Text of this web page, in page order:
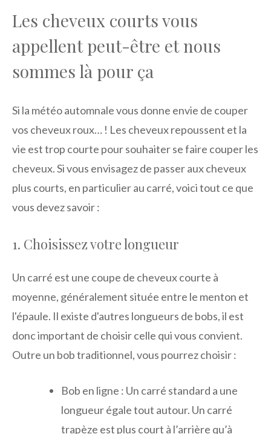
Les cheveux courts vous
appellent peut-être et nous
sommes là pour ça
Si la météo automnale vous donne envie de couper
vos cheveux roux… ! Les cheveux repoussent et la
vie est trop courte pour souhaiter se faire couper les
cheveux. Si vous envisagez de passer aux cheveux
plus courts, en particulier au carré, voici tout ce que
vous devez savoir :
1. Choisissez votre longueur
Un carré est une coupe de cheveux courte à
moyenne, généralement située entre le menton et
l'épaule. Il existe d'autres longueurs de bobs, il est
donc important de choisir celle qui vous convient.
Outre un bob traditionnel, vous pourrez choisir :
Bob en ligne : Un carré standard a une
longueur égale tout autour. Un carré
trapèze est plus court à l’arrière qu’à